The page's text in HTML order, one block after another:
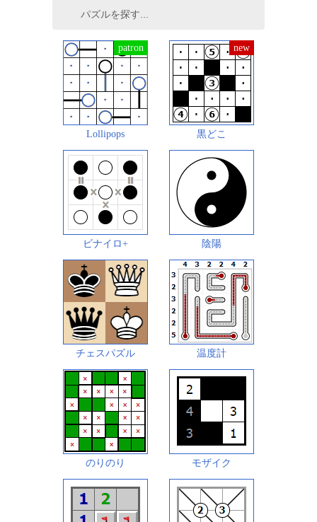
Lollipops 黒どこ
ビナイロ+ 陰陽
チェスパズル 温度計
のりのり モザイク